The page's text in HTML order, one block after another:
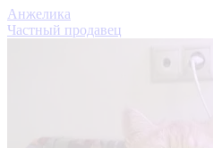
Анжелика
Частный продавец